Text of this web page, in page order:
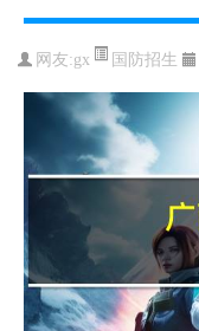
网友:gx 国防招生